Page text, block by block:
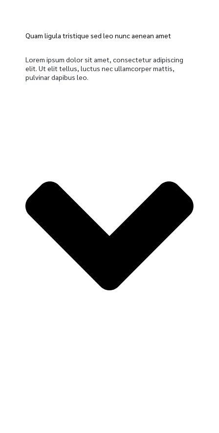
Quam ligula tristique sed leo nunc aenean amet
Lorem ipsum dolor sit amet, consectetur adipiscing
elit. Ut elit tellus, luctus nec ullamcorper mattis,
pulvinar dapibus leo.